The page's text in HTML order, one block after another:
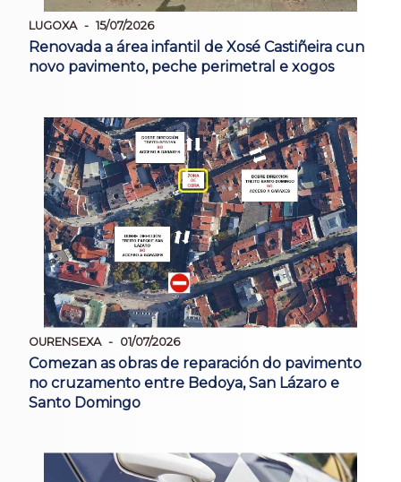
LUGOXA 15/07/2026
Renovada a área infantil de Xosé Castiñeira cun
novo pavimento, peche perimetral e xogos
OURENSEXA 01/07/2026
Comezan as obras de reparación do pavimento
no cruzamento entre Bedoya, San Lázaro e
Santo Domingo